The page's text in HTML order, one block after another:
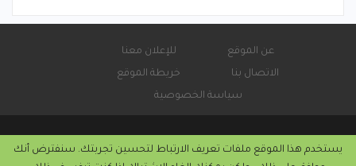
عن الموقع
للإعلان معنا
الاتصال بنا
خريطة الموقع
سياسة الخصوصية
يستخدم هذا الموقع ملفات تعريف الارتباط لتحسين تجربتك. سنفترض أنك